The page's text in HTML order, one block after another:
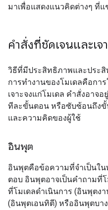
มาเพื่อแสดงแนวคิดต่างๆ ที่
คำสั่งที่ชัดเจนและเจ
วิธีที่มีประสิทธิภาพและประ
การทำงานของโมเดลคือกา
เจาะจงแก่โมเดล คำสั่งอาจ
ทีละขั้นตอน หรือซับซ้อนถึง
และความคิดของผู้ใช้
อินพุต
อินพุตคือข้อความที่จำเป็นใ
ตอบ อินพุตอาจเป็นคำถามที่
ที่โมเดลดำเนินการ (อินพุตง
(อินพุตเอนทิตี) หรืออินพุตบา